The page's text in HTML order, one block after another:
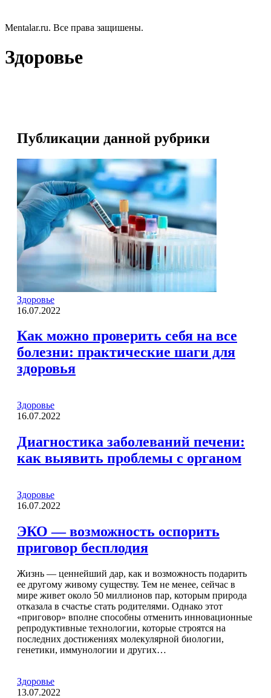
Mentalar.ru. Все права защишены.
Здоровье
Публикации данной рубрики
Здоровье
16.07.2022
Как можно проверить себя на все
болезни: практические шаги для
здоровья
Здоровье
16.07.2022
Диагностика заболеваний печени:
как выявить проблемы с органом
Здоровье
16.07.2022
ЭКО — возможность оспорить
приговор бесплодия
Жизнь — ценнейший дар, как и возможность подарить
ее другому живому существу. Тем не менее, сейчас в
мире живет около 50 миллионов пар, которым природа
отказала в счастье стать родителями. Однако этот
«приговор» вполне способны отменить инновационные
репродуктивные технологии, которые строятся на
последних достижениях молекулярной биологии,
генетики, иммунологии и других…
Здоровье
13.07.2022